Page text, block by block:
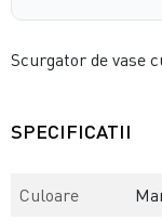
Scurgator de vase
SPECIFICATII
Culoare